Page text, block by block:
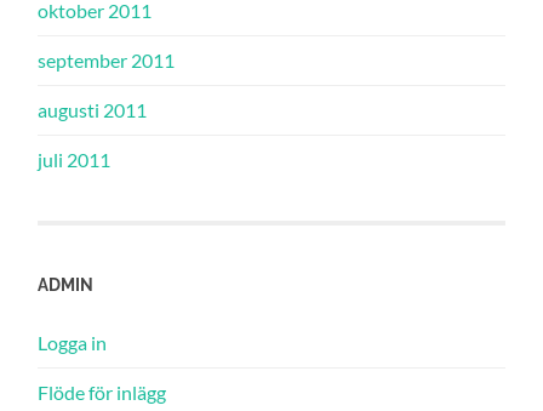
oktober 2011
september 2011
augusti 2011
juli 2011
ADMIN
Logga in
Flöde för inlägg